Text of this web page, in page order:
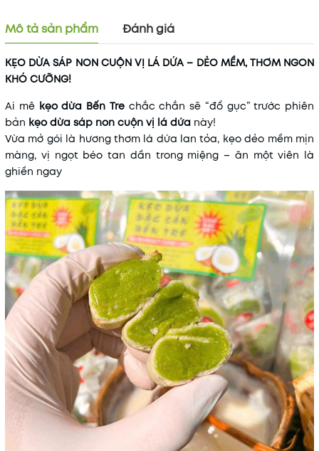
Mã khuyến mãi:
Điều kiện:
Mô tả sản phẩm Đánh giá
KẸO DỪA SÁP NON CUỘN VỊ LÁ DỨA – DẺO MỀM, THƠM NGON
KHÓ CƯỠNG!
Ai mê kẹo dừa Bến Trechắc chắn sẽ “đổ gục” trước phiên
bản kẹo dừa sáp non cuộn vị lá dứa này!
Vừa mở gói là hương thơm lá dứa lan tỏa, kẹo dẻo mềm mịn
màng, vị ngọt béo tan dần trong miệng – ăn một viên là
ghiền ngay